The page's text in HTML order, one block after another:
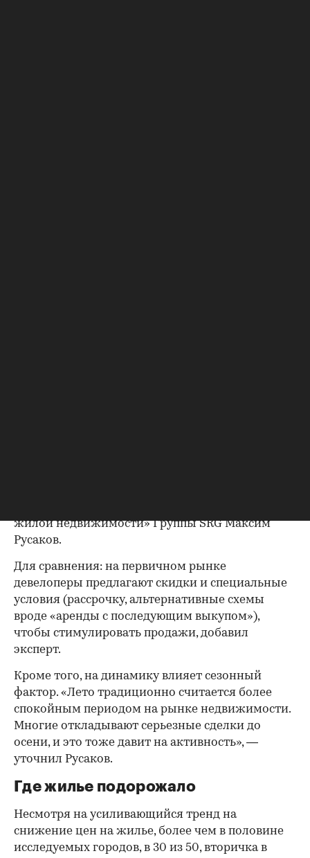
жилой недвижимости» Группы SRG Максим
Русаков.
Для сравнения: на первичном рынке
девелоперы предлагают скидки и специальные
условия (рассрочку, альтернативные схемы
вроде «аренды с последующим выкупом»),
чтобы стимулировать продажи, добавил
эксперт.
Кроме того, на динамику влияет сезонный
фактор. «Лето традиционно считается более
спокойным периодом на рынке недвижимости.
Многие откладывают серьезные сделки до
осени, и это тоже давит на активность», —
уточнил Русаков.
Где жилье подорожало
Несмотря на усиливающийся тренд на
снижение цен на жилье, более чем в половине
исследуемых городов, в 30 из 50, вторичка в